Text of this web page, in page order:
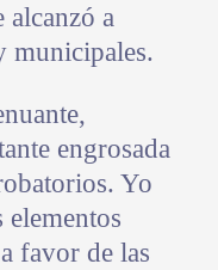
alcanzó a
municipales.
engrosada
Yo
elementos
favor de las